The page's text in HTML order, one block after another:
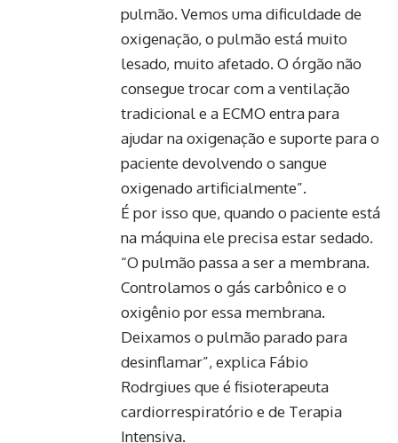
pulmão. Vemos uma dificuldade de
oxigenação, o pulmão está muito
lesado, muito afetado. O órgão não
consegue trocar com a ventilação
tradicional e a ECMO entra para
ajudar na oxigenação e suporte para o
paciente devolvendo o sangue
oxigenado artificialmente”.
É por isso que, quando o paciente está
na máquina ele precisa estar sedado.
“O pulmão passa a ser a membrana.
Controlamos o gás carbônico e o
oxigênio por essa membrana.
Deixamos o pulmão parado para
desinflamar”, explica Fábio
Rodrgiues que é fisioterapeuta
cardiorrespiratório e de Terapia
Intensiva.